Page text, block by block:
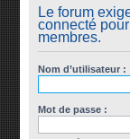
Le forum
connecté
membres.
Nom d’utilisateur :
Mot de passe :